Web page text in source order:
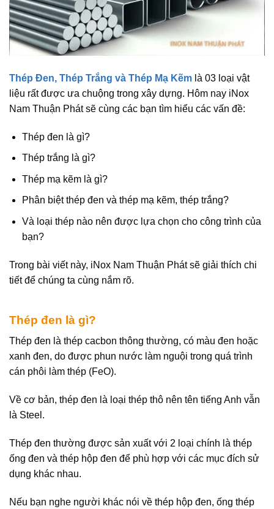
Thép Đen, Thép Trắng và Thép Mạ Kẽm là 03 loại vật
liệu rất được ưa chuộng trong xây dựng. Hôm nay iNox
Nam Thuận Phát sẽ cùng các bạn tìm hiểu các vấn đề:
Thép đen là gì?
Thép trắng là gì?
Thép mạ kẽm là gì?
Phân biệt thép đen và thép mạ kẽm, thép trắng?
Và loại thép nào nên được lựa chọn cho công trình của
bạn?
Trong bài viết này, iNox Nam Thuận Phát sẽ giải thích chi
tiết để chúng ta cùng nắm rõ.
Thép đen là gì?
Thép đen là thép cacbon thông thường, có màu đen hoặc
xanh đen, do được phun nước làm nguội trong quá trình
cán phôi làm thép (FeO).
Về cơ bản, thép đen là loại thép thô nên tên tiếng Anh vẫn
là Steel.
Thép đen thường được sản xuất với 2 loại chính là thép
ống đen và thép hộp đen để phù hợp với các mục đích sử
dụng khác nhau.
Nếu bạn nghe người khác nói về thép hộp đen, ống thép